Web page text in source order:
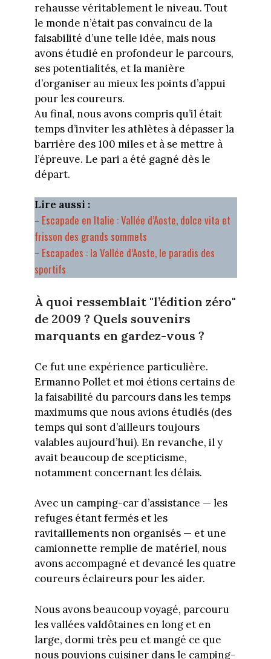
rehausse véritablement le niveau. Tout
le monde n’était pas convaincu de la
faisabilité d’une telle idée, mais nous
avons étudié en profondeur le parcours,
ses potentialités, et la manière
d’organiser au mieux les points d’appui
pour les coureurs.
Au final, nous avons compris qu’il était
temps d’inviter les athlètes à dépasser la
barrière des 100 miles et à se mettre à
l’épreuve. Le pari a été gagné dès le
départ.
Lire aussi :
- Escapade en Italie : Vallée d’Aoste, dolce vita et
frisson des grands sommets
- Escapades : la Vallée d’Aoste, le paradis des
sportifs
À quoi ressemblait "l’édition zéro"
de 2009 ? Quels souvenirs
marquants en gardez-vous ?
Ce fut une expérience particulière.
Ermanno Pollet et moi étions certains de
la faisabilité du parcours dans les temps
maximums que nous avions étudiés (des
temps qui sont d’ailleurs toujours
valables aujourd’hui). En revanche, il y
avait beaucoup de scepticisme,
notamment concernant les délais.
Avec un camping-car d’assistance — les
refuges étant fermés et les
ravitaillements non organisés — et une
camionnette remplie de matériel, nous
avons accompagné et devancé les quatre
coureurs éclaireurs pour les aider.
Nous avons beaucoup voyagé, parcouru
les vallées valdôtaines en long et en
large, dormi très peu et mangé ce que
nous pouvions cuisiner dans le camping-